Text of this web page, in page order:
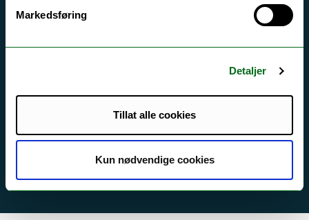
Markedsføring
Detaljer
Tillat alle cookies
Kun nødvendige cookies
For media
English website